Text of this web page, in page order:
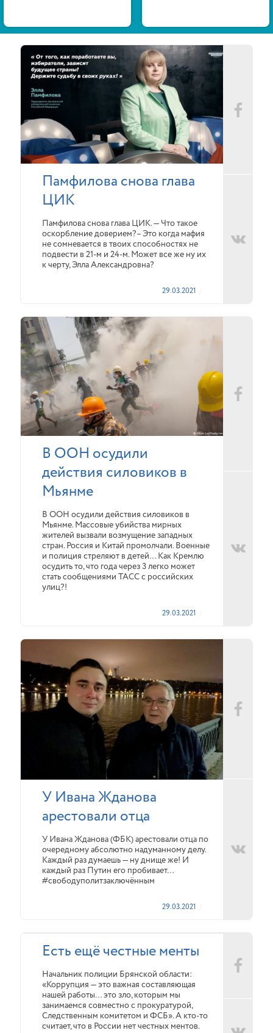
Памфилова снова глава
ЦИК
Памфилова снова глава ЦИК. — Что такое
оскорбление доверием?– Это когда мафия
не сомневается в твоих способностях не
подвести в 21-м и 24-м. Может все же ну их
к черту, Элла Александровна?
29.03.2021
В ООН осудили
действия силовиков в
Мьянме
В ООН осудили действия силовиков в
Мьянме. Массовые убийства мирных
жителей вызвали возмущение западных
стран. Россия и Китай промолчали. Военные
и полиция стреляют в детей… Как Кремлю
осудить то, что года через 3 легко может
стать сообщениями ТАСС с российских
улиц?!
29.03.2021
У Ивана Жданова
арестовали отца
У Ивана Жданова (ФБК) арестовали отца по
очередному абсолютно надуманному делу.
Каждый раз думаешь — ну днище же! И
каждый раз Путин его пробивает…
#свободуполитзаключённым
29.03.2021
Есть ещё честные менты
Начальник полиции Брянской области:
«Коррупция — это важная составляющая
нашей работы… это зло, которым мы
занимаемся совместно с прокуратурой,
Следственным комитетом и ФСБ». А кто-то
считает, что в России нет честных ментов.